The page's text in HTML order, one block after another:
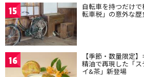
15 自転車を持つだけ
転車税」の意外な
16 【季節・数量限定
精油で再現した「
イ&茶」新登場